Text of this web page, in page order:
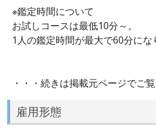
※鑑定時間について
お試しコースは最低10分～。
1人の鑑定時間が最大で60分にな
・・・続きは掲載元ページでご覧
雇用形態